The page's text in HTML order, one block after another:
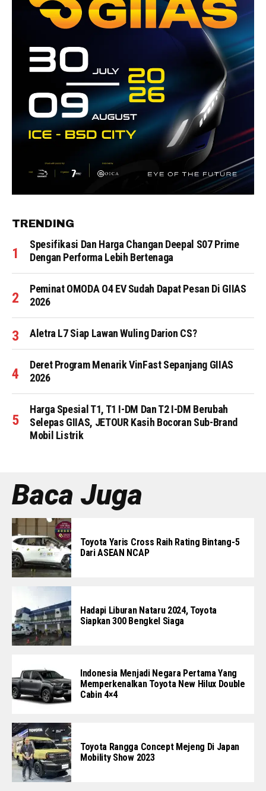
TRENDING
Spesifikasi Dan Harga Changan Deepal S07 Prime
Dengan Performa Lebih Bertenaga
Peminat OMODA O4 EV Sudah Dapat Pesan Di GIIAS
2026
Aletra L7 Siap Lawan Wuling Darion CS?
Deret Program Menarik VinFast Sepanjang GIIAS
2026
Harga Spesial T1, T1 I-DM Dan T2 I-DM Berubah
Selepas GIIAS, JETOUR Kasih Bocoran Sub-Brand
Mobil Listrik
Baca Juga
Toyota Yaris Cross Raih Rating Bintang-5
Dari ASEAN NCAP
Hadapi Liburan Nataru 2024, Toyota
Siapkan 300 Bengkel Siaga
Indonesia Menjadi Negara Pertama Yang
Memperkenalkan Toyota New Hilux Double
Cabin 4×4
Toyota Rangga Concept Mejeng Di Japan
Mobility Show 2023